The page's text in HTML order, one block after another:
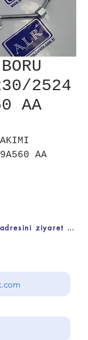
2524
AA
AA
Detay için alr.com.tr adresini ziyaret ediniz